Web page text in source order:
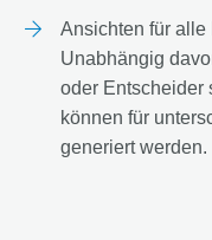
Ansichten für alle
Unabhängig
oder Entscheider
können für
generiert werden.